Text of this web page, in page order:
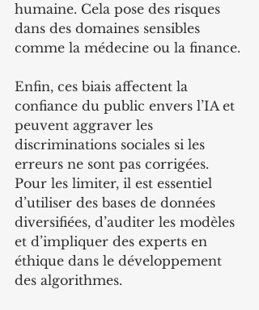
humaine. Cela pose des risques
dans des domaines sensibles
comme la médecine ou la finance.
Enfin, ces biais affectent la
confiance du public envers l’IA et
peuvent aggraver les
discriminations sociales si les
erreurs ne sont pas corrigées.
Pour les limiter, il est essentiel
d’utiliser des bases de données
diversifiées, d’auditer les modèles
et d’impliquer des experts en
éthique dans le développement
des algorithmes.